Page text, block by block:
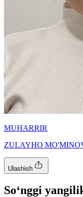
MUHARRIR
ZULAYHO
Ulashish
So‘nggi